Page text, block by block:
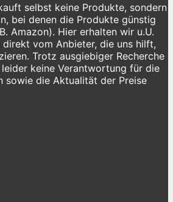
selbst keine Produkte, sondern
bei denen die Produkte günstig
Amazon). Hier erhalten wir u.U.
vom Anbieter, die uns hilft,
Trotz ausgiebiger Recherche
keine Verantwortung für die
sowie die Aktualität der Preise